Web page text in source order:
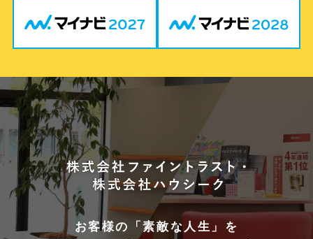
お客様の「素敵な人生」を